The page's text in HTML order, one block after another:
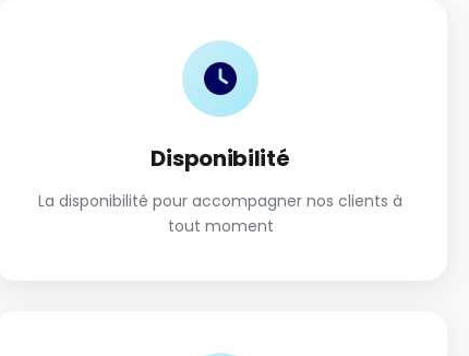
Disponibilité
La disponibilité pour accompagner nos clients à
tout moment